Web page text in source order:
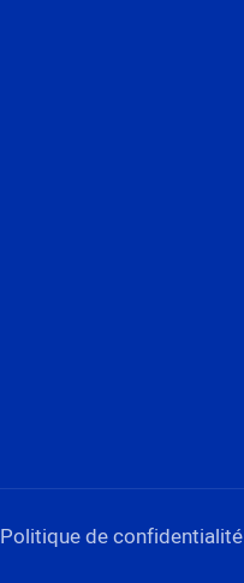
Politique de confidentialité